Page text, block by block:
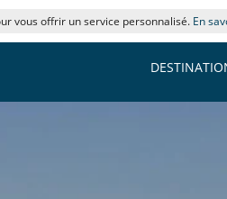
vous offrir un service personnalisé. En